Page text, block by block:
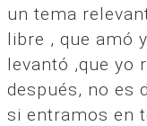
un tema
libre , que amó
levantó ,que yo
después, no es
si entramos en